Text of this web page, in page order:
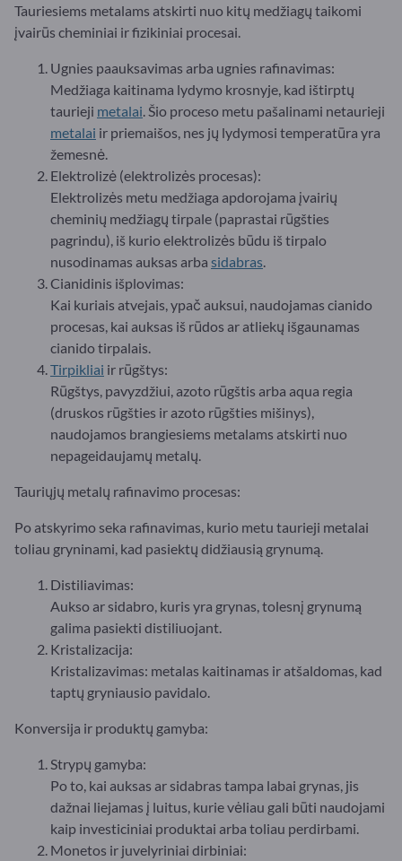
Tauriesiems metalams atskirti nuo kitų medžiagų taikomi
įvairūs cheminiai ir fizikiniai procesai.
Ugnies paauksavimas arba ugnies rafinavimas:
Medžiaga kaitinama lydymo krosnyje, kad ištirptų
taurieji metalai . Šio proceso metu pašalinami netaurieji
metalai ir priemaišos, nes jų lydymosi temperatūra yra
žemesnė.
Elektrolizė (elektrolizės procesas):
Elektrolizės metu medžiaga apdorojama įvairių
cheminių medžiagų tirpale (paprastai rūgšties
pagrindu), iš kurio elektrolizės būdu iš tirpalo
nusodinamas auksas arba sidabras
Cianidinis išplovimas:
Kai kuriais atvejais, ypač auksui, naudojamas cianido
procesas, kai auksas iš rūdos ar atliekų išgaunamas
cianido tirpalais.
Tirpikliai ir rūgštys:
Rūgštys, pavyzdžiui, azoto rūgštis arba aqua regia
(druskos rūgšties ir azoto rūgšties mišinys),
naudojamos brangiesiems metalams atskirti nuo
nepageidaujamų metalų.
Tauriųjų metalų rafinavimo procesas:
Po atskyrimo seka rafinavimas, kurio metu taurieji metalai
toliau gryninami, kad pasiektų didžiausią grynumą.
Distiliavimas:
Aukso ar sidabro, kuris yra grynas, tolesnį grynumą
galima pasiekti distiliuojant.
Kristalizacija:
Kristalizavimas: metalas kaitinamas ir atšaldomas, kad
taptų gryniausio pavidalo.
Konversija ir produktų gamyba:
Strypų gamyba:
Po to, kai auksas ar sidabras tampa labai grynas, jis
dažnai liejamas į luitus, kurie vėliau gali būti naudojami
kaip investiciniai produktai arba toliau perdirbami.
Monetos ir juvelyriniai dirbiniai: